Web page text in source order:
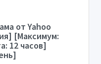
от Yahoo
[Максимум:
12 часов]